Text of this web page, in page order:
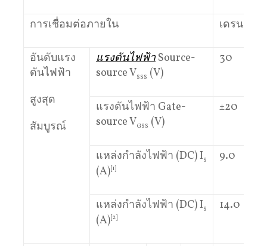
การเชื่อมต่อภายใน เดรนร่วม
อันดับแรง
ดันไฟฟ้า
สูงสุด
สัมบูรณ์
แรงดันไฟฟ้าSource-
source VSSS (V)
30
แรงดันไฟฟ้า Gate-
source VGSS (V)
±20
แหล่งกำลังไฟฟ้า (DC) IS
(A)[1]
9.0
แหล่งกำลังไฟฟ้า (DC) IS
(A)[2]
14.0